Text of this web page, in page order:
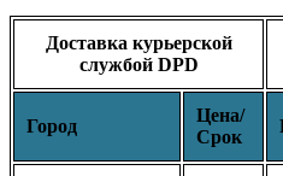
Доставка курьерской
службой DPD
Город
Цена/
Срок